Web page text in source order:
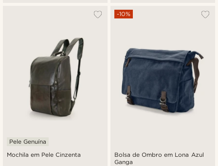
Mochila em Pele Cinzenta
Pele Genuína
Bolsa de Ombro em Lona Azul
Ganga
-10%